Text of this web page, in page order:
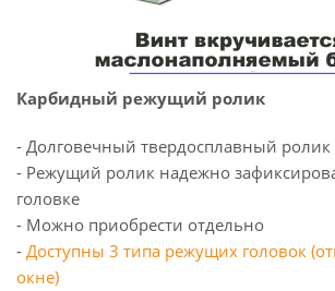
Карбидный режущий ролик
- Долговечный твердосплавный ролик
- Режущий ролик надежно
головке
- Можно приобрести отдельно
- Доступны 3 типа режущих головок
окне)